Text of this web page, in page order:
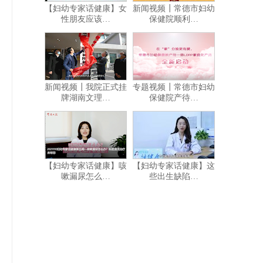
【妇幼专家话健康】女
性朋友应该…
新闻视频┃常德市妇幼
保健院顺利…
新闻视频┃我院正式挂
牌湖南文理…
专题视频┃常德市妇幼
保健院产待…
【妇幼专家话健康】咳
嗽漏尿怎么…
【妇幼专家话健康】这
些出生缺陷…